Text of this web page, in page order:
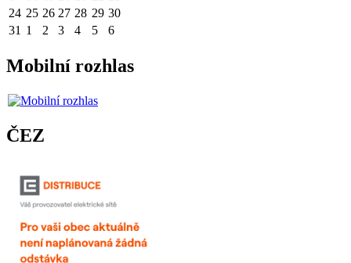
24 25 26 27 28 29 30
31 1 2 3 4 5 6
Mobilní rozhlas
ČEZ